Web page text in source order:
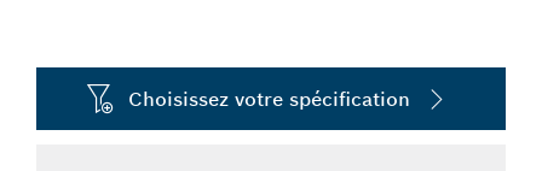
Choisissez votre spécification